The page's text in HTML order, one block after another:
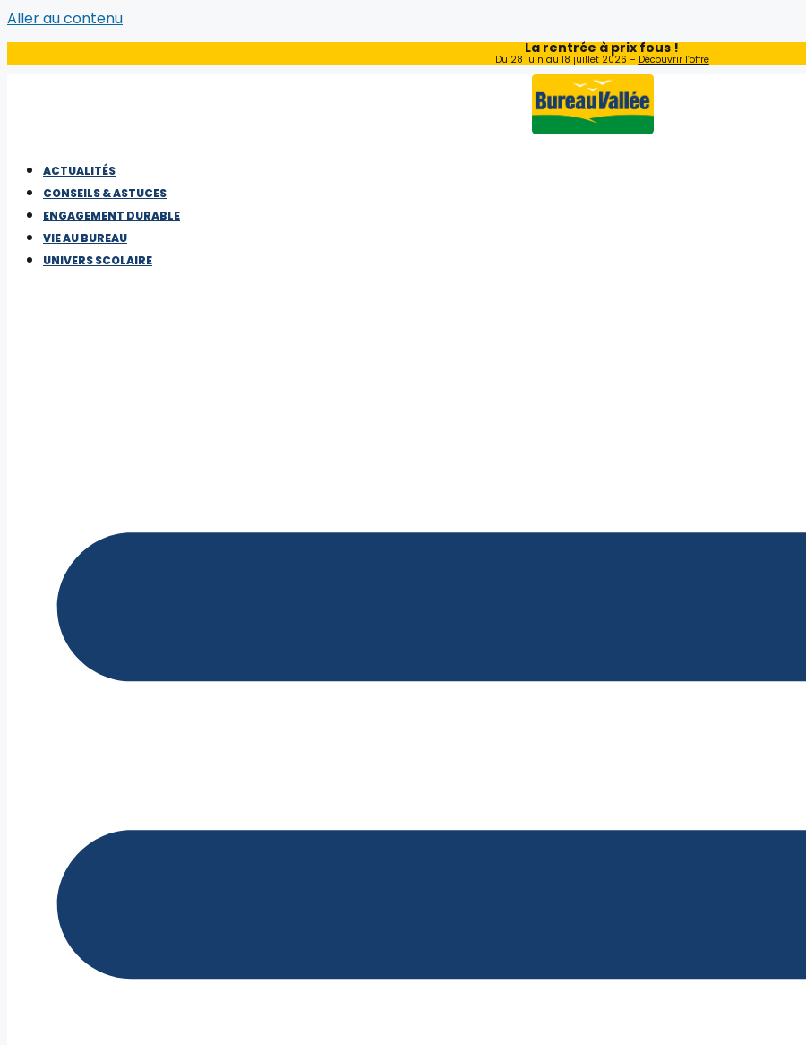
Aller au contenu
La rentrée à prix fous !
Du 28 juin au 18 juillet 2026 – Découvrir l’offre
ACTUALITÉS
CONSEILS & ASTUCES
ENGAGEMENT DURABLE
VIE AU BUREAU
UNIVERS SCOLAIRE